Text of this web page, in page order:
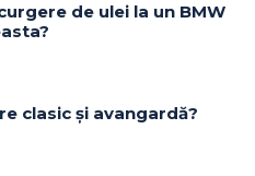
de ulei la un BMW
clasic și avangardă?